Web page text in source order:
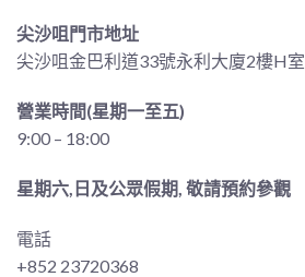
尖沙咀門市地址
尖沙咀金巴利道33號永利大廈2樓H室
營業時間(星期一至五)
9:00 – 18:00
星期六,日及公眾假期, 敬請預約參觀
電話
+852 23720368